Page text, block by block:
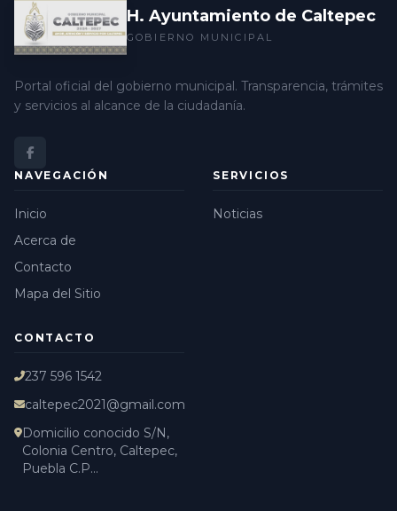
H. Ayuntamiento de Caltepec
GOBIERNO MUNICIPAL
Portal oficial del gobierno municipal. Transparencia, trámites
y servicios al alcance de la ciudadanía.
NAVEGACIÓN
Inicio
Acerca de
Contacto
Mapa del Sitio
SERVICIOS
Noticias
CONTACTO
237 596 1542
caltepec2021@gmail.com
Domicilio conocido S/N,
Colonia Centro, Caltepec,
Puebla C.P...